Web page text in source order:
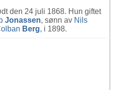
den 24 juli 1868. Hun giftet
Jonassen, sønn av Nils
Berg, i 1898.